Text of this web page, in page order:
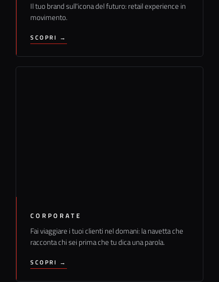
Il tuo brand sull'icona del futuro: retail experience in
movimento.
SCOPRI →
CORPORATE
Fai viaggiare i tuoi clienti nel domani: la navetta che
racconta chi sei prima che tu dica una parola.
SCOPRI →